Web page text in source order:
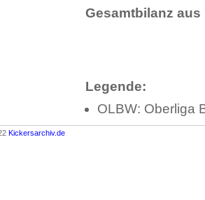
Gesamtbilanz
Legende:
OLBW: Oberliga
Kickersarchiv.de